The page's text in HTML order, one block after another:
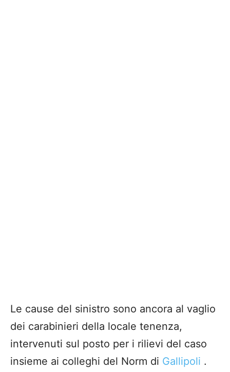
Le cause del sinistro sono ancora al vaglio
dei carabinieri della locale tenenza,
intervenuti sul posto per i rilievi del caso
insieme ai colleghi del Norm di Gallipoli .